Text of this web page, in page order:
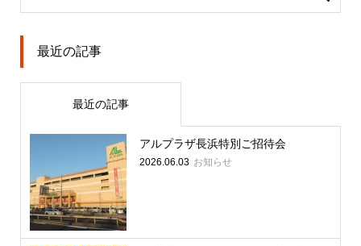
最近の記事
最近の記事
アルプラザ長浜特別ご招待会
2026.06.03 お知らせ